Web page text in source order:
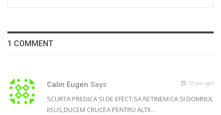
1 COMMENT
Calin Eugen Says 10 ani ago
SCURTA PREDICA SI DE EFECT;SA RETINEM:CA SI DOMNUL
IISUS,DUCEM CRUCEA PENTRU ALTII…